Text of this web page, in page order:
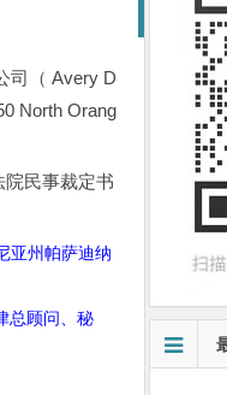
司（ Avery D
North Orang
院民事裁定书
亚州帕萨迪纳
总顾问、秘